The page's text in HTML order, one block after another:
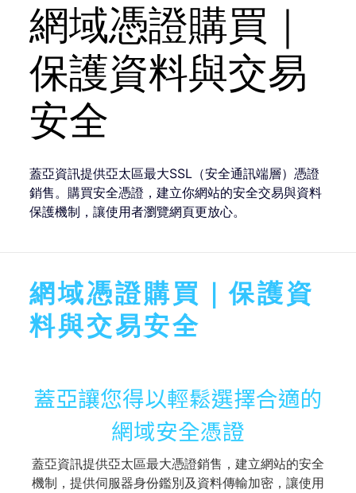
網域憑證購買｜
保護資料與交易
安全
蓋亞資訊提供亞太區最大SSL（安全通訊端層）憑證
銷售。購買安全憑證，建立你網站的安全交易與資料
保護機制，讓使用者瀏覽網頁更放心。
網域憑證購買｜保護資
料與交易安全
蓋亞讓您得以輕鬆選擇合適的
網域安全憑證
蓋亞資訊提供亞太區最大憑證銷售，建立網站的安全
機制，提供伺服器身份鑑別及資料傳輸加密，讓使用